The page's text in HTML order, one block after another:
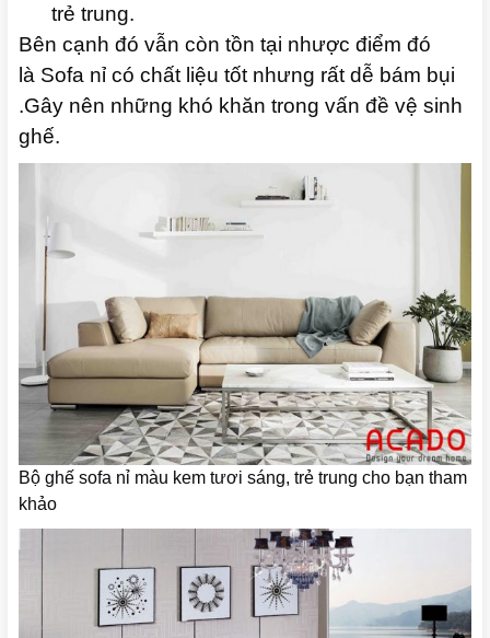
trẻ trung.
Bên cạnh đó vẫn còn tồn tại nhược điểm đó
là Sofa nỉ có chất liệu tốt nhưng rất dễ bám bụi
.Gây nên những khó khăn trong vấn đề vệ sinh
ghế.
Bộ ghế sofa nỉ màu kem tươi sáng, trẻ trung cho bạn tham
khảo